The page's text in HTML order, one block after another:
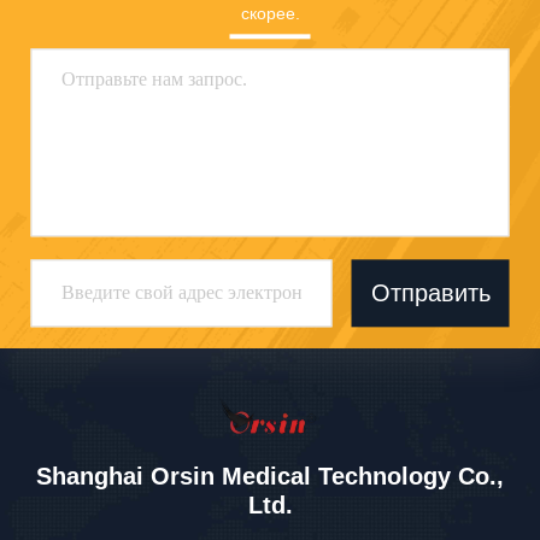
скорее.
Отправить
Shanghai Orsin Medical Technology Co.,
Ltd.